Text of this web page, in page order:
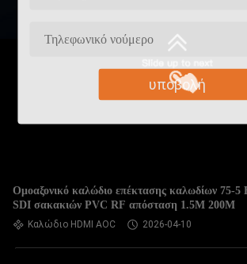
υποβολή
Ομοαξονικό καλώδιο επέκτασης καλωδίων 75-5
SDI σακακιών PVC RF απόσταση 1.5M 200M
Καλώδιο HDMI AOC 2026-04-10